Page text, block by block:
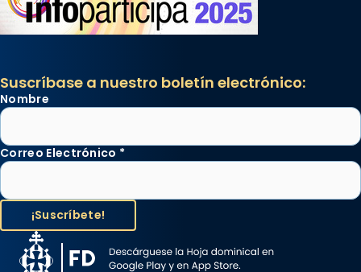
Suscríbase a nuestro boletín electrónico:
Nombre
Correo Electrónico *